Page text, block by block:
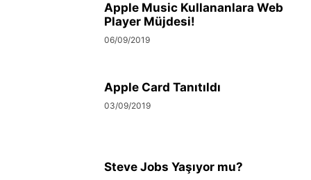
Apple Music Kullananlara Web
Player Müjdesi!
06/09/2019
Apple Card Tanıtıldı
03/09/2019
Steve Jobs Yaşıyor mu?